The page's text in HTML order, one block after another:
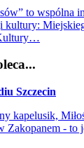
to wspólna
kultury:
Szczecin
kapelusik,
Zakopanem -